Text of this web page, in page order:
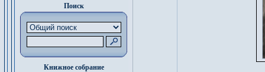
Поиск
Книжное собрание